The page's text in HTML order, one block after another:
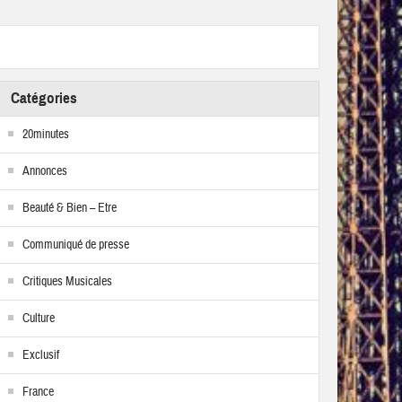
Catégories
20minutes
Annonces
Beauté & Bien – Etre
Communiqué de presse
Critiques Musicales
Culture
Exclusif
France